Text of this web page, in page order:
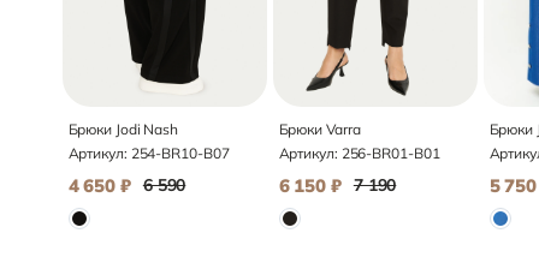
Брюки Jodi Nash
Артикул: 254-BR10-B07
4 650 ₽ 6 590
Брюки Varra
Артикул: 256-BR01-B01
6 150 ₽ 7 190
Брюки
5 750